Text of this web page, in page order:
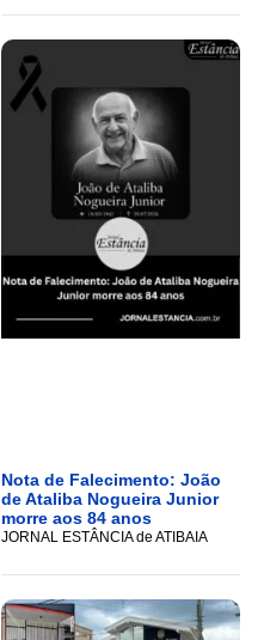
Nota de Falecimento: João
de Ataliba Nogueira Junior
morre aos 84 anos
JORNAL ESTÂNCIA de ATIBAIA